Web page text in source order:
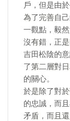
戶，但是由
為了完善自
一觀點，毅
沒有錯，正
吉田松陰的
了第二層對
的關心。
於是除了對
的忠誠，而
矛盾，而且